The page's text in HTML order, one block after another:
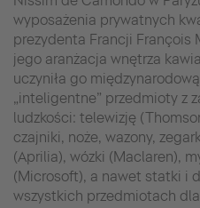
wyposażenia prywatnych
prezydenta Francji
jego aranżacja wnętrza
uczyniła go
„inteligentne” przedmioty z
ludzkości: telewizję
czajniki, noże, wazony,
(Aprilia), wózki (Maclaren),
(Microsoft), a nawet statki i
wszystkich przedmiotach